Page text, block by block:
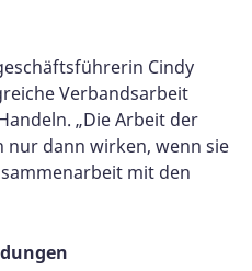
Cindy
Verbandsarbeit
„Die Arbeit der
nur dann wirken, wenn sie
mit den